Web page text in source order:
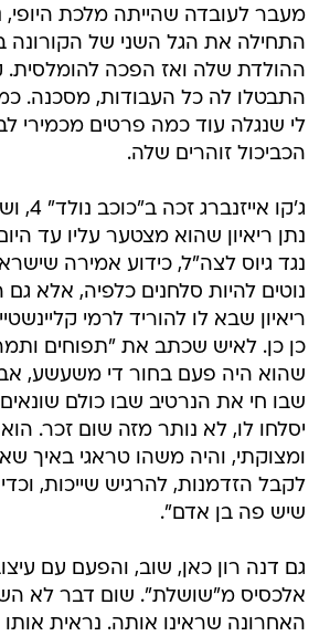
מעבר לעובדה שהייתה מלכת היופי,
התחילה את הגל השני של הקורונה
ההולדת שלה ואז הפכה להומלסית.
התבטלו לה כל העבודות, מסכנה.
לי שנגלה עוד כמה פרטים מכמירי
הכביכול זוהרים שלה.
ג'קו
נתן ריאיון שהוא מצטער עליו עד
נגד גיוס לצה"ל, כידוע אמירה
נוטים להיות סלחנים כלפיה, אלא גם
ריאיון שבא לו להוריד לרמי
כן כן. לאיש שכתב את "תפוחים
שהוא היה פעם בחור די משעשע,
שבו חי את הנרטיב שבו כולם
יסלחו לו, לא נותר מזה שום זכר.
ומצוקתי, והיה משהו טראגי באיך
לקבל הזדמנות, להרגיש שייכות, וכדי
שיש פה בן אדם".
גם דנה רון כאן, שוב, והפעם עם
אלכסיס מ"שושלת". שום דבר לא
האחרונה שראינו אותה. נראית